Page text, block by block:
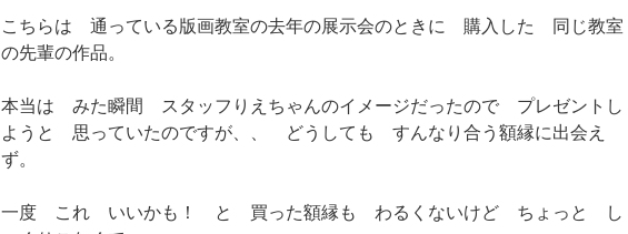
こちらは 通っている版画教室の去年の展示会のときに 購入した 同じ教室
の先輩の作品。
本当は みた瞬間 スタッフりえちゃんのイメージだったので プレゼントし
ようと 思っていたのですが、、 どうしても すんなり合う額縁に出会え
ず。
一度 これ いいかも！ と 買った額縁も わるくないけど ちょっと し